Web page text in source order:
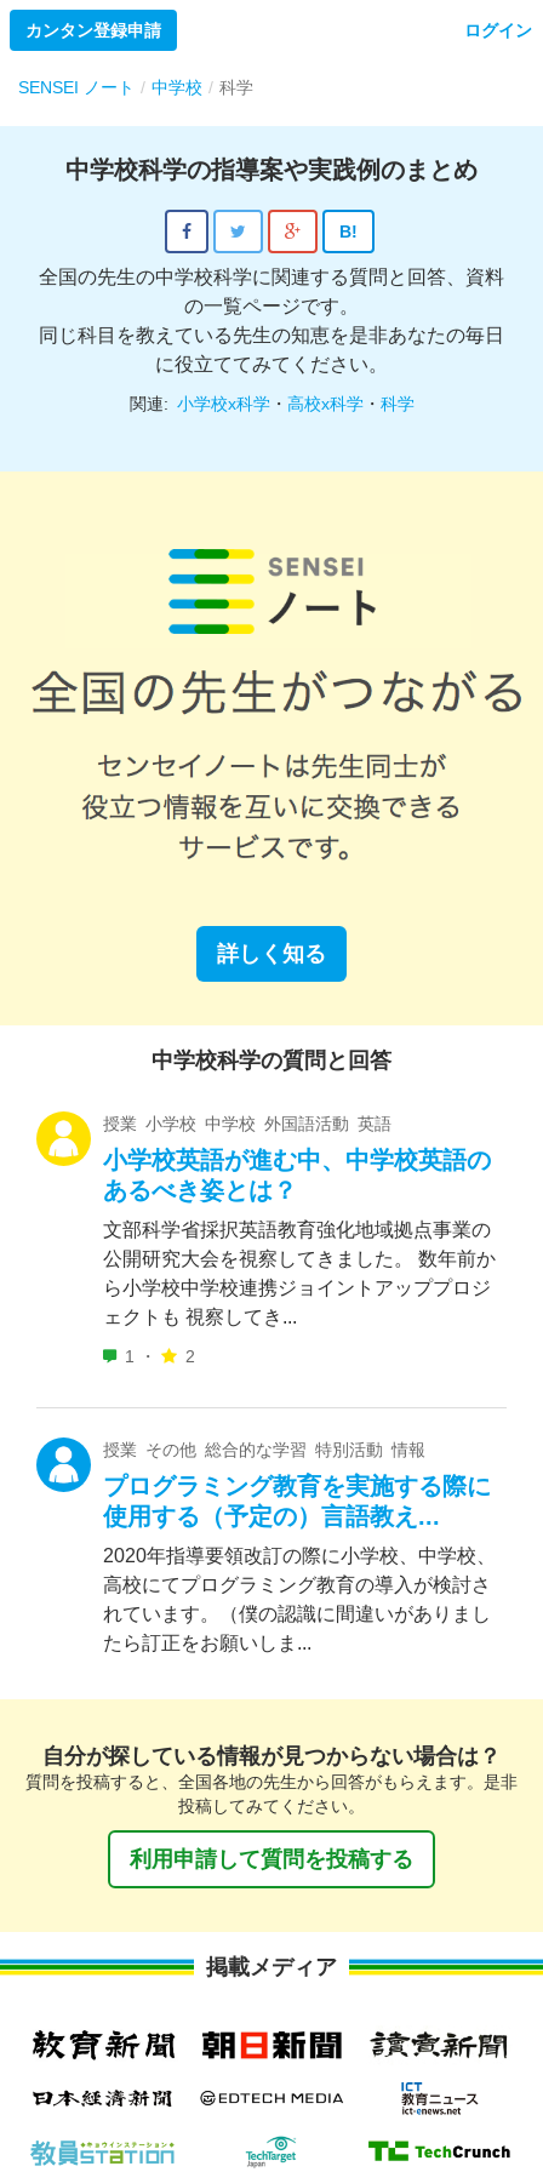
カンタン登録申請 ログイン
SENSEI ノート 中学校 科学
中学校科学の指導案や実践例のまとめ
B!
全国の先生の中学校科学に関連する質問と回答、資料
の一覧ページです。
同じ科目を教えている先生の知恵を是非あなたの毎日
に役立ててみてください。
関連: 小学校x科学・ 高校x科学・ 科学
詳しく知る
中学校科学の質問と回答
授業 小学校 中学校 外国語活動 英語
小学校英語が進む中、中学校英語の
あるべき姿とは？
文部科学省採択英語教育強化地域拠点事業の
公開研究大会を視察してきました。 数年前か
ら小学校中学校連携ジョイントアッププロジ
ェクトも 視察してき...
1 ・ 2
授業 その他 総合的な学習 特別活動 情報
プログラミング教育を実施する際に
使用する（予定の）言語教え...
2020年指導要領改訂の際に小学校、中学校、
高校にてプログラミング教育の導入が検討さ
れています。（僕の認識に間違いがありまし
たら訂正をお願いしま...
自分が探している情報が見つからない場合は？
質問を投稿すると、全国各地の先生から回答がもらえます。是非
投稿してみてください。
利用申請して質問を投稿する
掲載メディア